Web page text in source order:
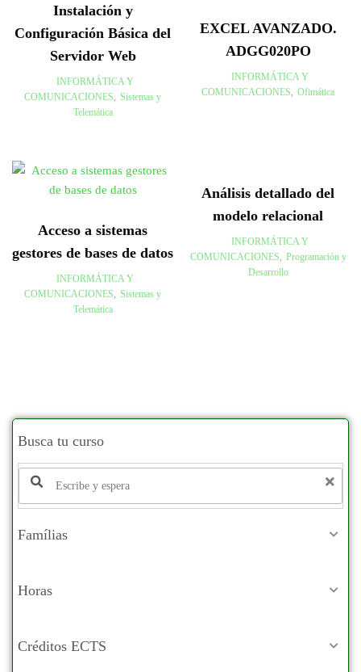
Instalación y
Configuración Básica del
Servidor Web
INFORMÁTICA Y
COMUNICACIONES, Sistemas y
Telemática
EXCEL AVANZADO.
ADGG020PO
INFORMÁTICA Y
COMUNICACIONES, Ofimática
Acceso a sistemas
gestores de bases de datos
INFORMÁTICA Y
COMUNICACIONES, Sistemas y
Telemática
Análisis detallado del
modelo relacional
INFORMÁTICA Y
COMUNICACIONES, Programación y
Desarrollo
Busca tu curso
Famílias
Horas
Créditos ECTS